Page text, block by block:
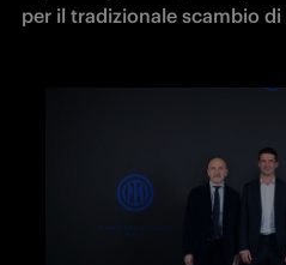
per il tradizionale scambio